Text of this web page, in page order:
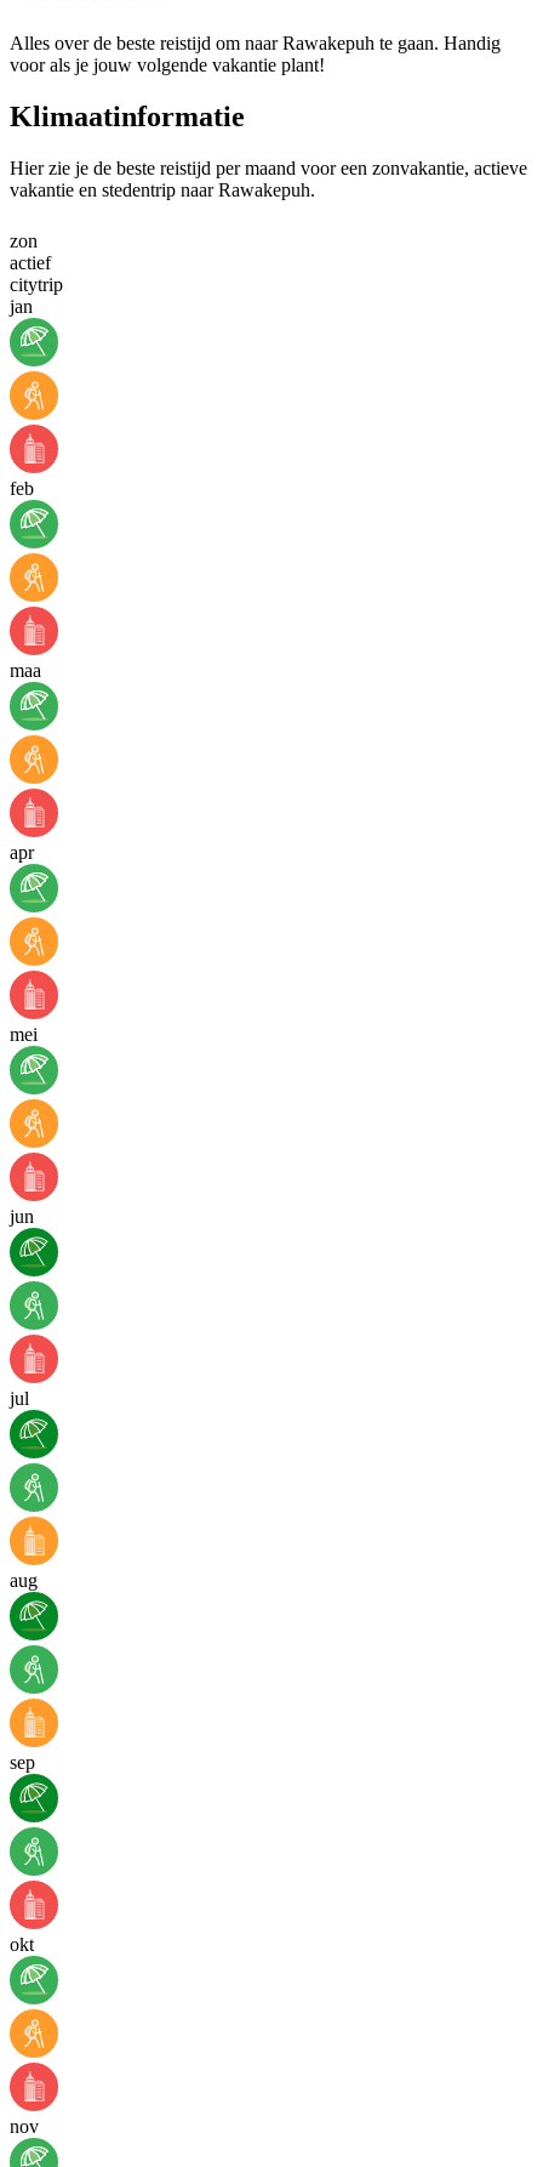
Alles over de beste reistijd om naar Rawakepuh te gaan. Handig
voor als je jouw volgende vakantie plant!
Klimaatinformatie
Hier zie je de beste reistijd per maand voor een zonvakantie, actieve
vakantie en stedentrip naar Rawakepuh.
zon
actief
citytrip
jan
feb
maa
apr
mei
jun
jul
aug
sep
okt
nov